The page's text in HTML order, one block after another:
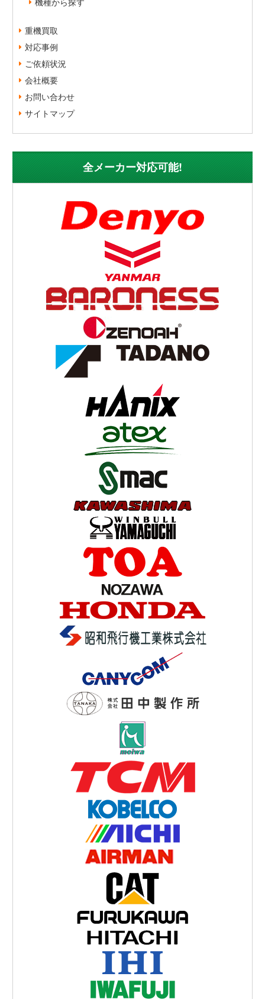
重機買取
対応事例
ご依頼状況
会社概要
お問い合わせ
サイトマップ
全メーカー対応可能!